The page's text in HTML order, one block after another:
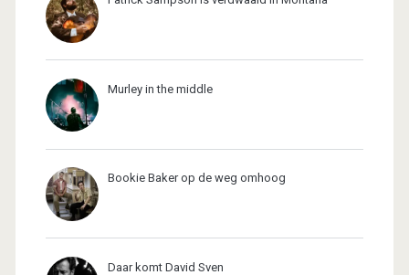
Murley in the middle
Bookie Baker op de weg omhoog
Daar komt David Sven